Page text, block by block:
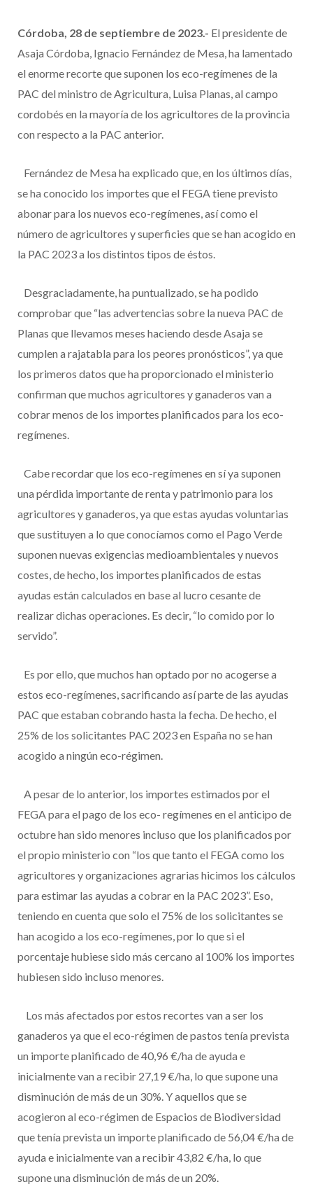
Córdoba, 28 de septiembre de 2023.- El presidente de
Asaja Córdoba, Ignacio Fernández de Mesa, ha lamentado
el enorme recorte que suponen los eco-regímenes de la
PAC del ministro de Agricultura, Luisa Planas, al campo
cordobés en la mayoría de los agricultores de la provincia
con respecto a la PAC anterior.
Fernández de Mesa ha explicado que, en los últimos días,
se ha conocido los importes que el FEGA tiene previsto
abonar para los nuevos eco-regímenes, así como el
número de agricultores y superficies que se han acogido en
la PAC 2023 a los distintos tipos de éstos.
Desgraciadamente, ha puntualizado, se ha podido
comprobar que “las advertencias sobre la nueva PAC de
Planas que llevamos meses haciendo desde Asaja se
cumplen a rajatabla para los peores pronósticos”, ya que
los primeros datos que ha proporcionado el ministerio
confirman que muchos agricultores y ganaderos van a
cobrar menos de los importes planificados para los eco-
regímenes.
Cabe recordar que los eco-regímenes en sí ya suponen
una pérdida importante de renta y patrimonio para los
agricultores y ganaderos, ya que estas ayudas voluntarias
que sustituyen a lo que conocíamos como el Pago Verde
suponen nuevas exigencias medioambientales y nuevos
costes, de hecho, los importes planificados de estas
ayudas están calculados en base al lucro cesante de
realizar dichas operaciones. Es decir, “lo comido por lo
servido”.
Es por ello, que muchos han optado por no acogerse a
estos eco-regímenes, sacrificando así parte de las ayudas
PAC que estaban cobrando hasta la fecha. De hecho, el
25% de los solicitantes PAC 2023 en España no se han
acogido a ningún eco-régimen.
A pesar de lo anterior, los importes estimados por el
FEGA para el pago de los eco- regímenes en el anticipo de
octubre han sido menores incluso que los planificados por
el propio ministerio con “los que tanto el FEGA como los
agricultores y organizaciones agrarias hicimos los cálculos
para estimar las ayudas a cobrar en la PAC 2023”. Eso,
teniendo en cuenta que solo el 75% de los solicitantes se
han acogido a los eco-regímenes, por lo que si el
porcentaje hubiese sido más cercano al 100% los importes
hubiesen sido incluso menores.
Los más afectados por estos recortes van a ser los
ganaderos ya que el eco-régimen de pastos tenía prevista
un importe planificado de 40,96 €/ha de ayuda e
inicialmente van a recibir 27,19 €/ha, lo que supone una
disminución de más de un 30%. Y aquellos que se
acogieron al eco-régimen de Espacios de Biodiversidad
que tenía prevista un importe planificado de 56,04 €/ha de
ayuda e inicialmente van a recibir 43,82 €/ha, lo que
supone una disminución de más de un 20%.